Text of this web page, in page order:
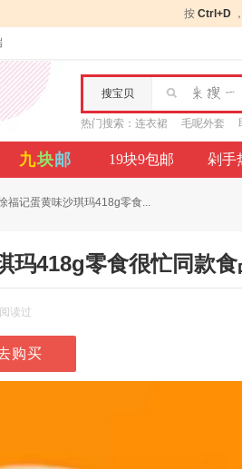
按 Ctrl+D
搜宝贝
热门搜索： 连衣裙 毛呢外套
九块邮 19块9包邮 剁手
福记蛋黄味沙琪玛418g零食...
玛418g零食很忙同款
读过
购买